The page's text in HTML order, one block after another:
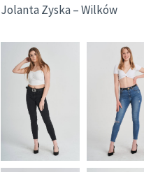
Jolanta Zyska – Wilków